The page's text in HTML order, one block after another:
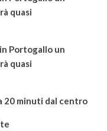
quasi
Portogallo un
quasi
20 minuti dal centro